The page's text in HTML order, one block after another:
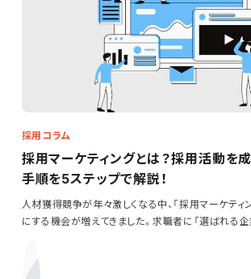
採用コラム
採用マーケティングとは？採用活動を
手順を5ステップで解説！
人材獲得競争が年々激しくなる中、「採用マーケティ
にする機会が増えてきました。求職者に「選ばれる